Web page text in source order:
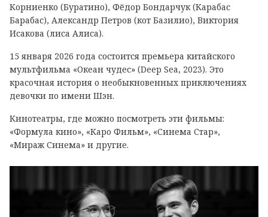
Корниенко (Буратино), Фёдор Бондарчук (Карабас
Барабас), Александр Петров (кот Базилио), Виктория
Исакова (лиса Алиса).
15 января 2026 года состоится премьера китайского
мультфильма «Океан чудес» (Deep Sea, 2023). Это
красочная история о необыкновенных приключениях
девочки по имени Шэн.
Кинотеатры, где можно посмотреть эти фильмы:
«Формула кино», «Каро Фильм», «Синема Стар»,
«Мираж Синема» и другие.